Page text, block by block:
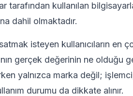
tarafından kullanılan
dahil olmaktadır.
isteyen kullanıcıların en
gerçek değerinin ne olduğu
yalnızca marka değil;
durumu da dikkate alınır.